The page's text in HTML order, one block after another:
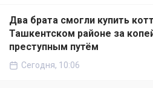
Два брата смогли купить
Ташкентском районе за
преступным путём
Сегодня, 10:06